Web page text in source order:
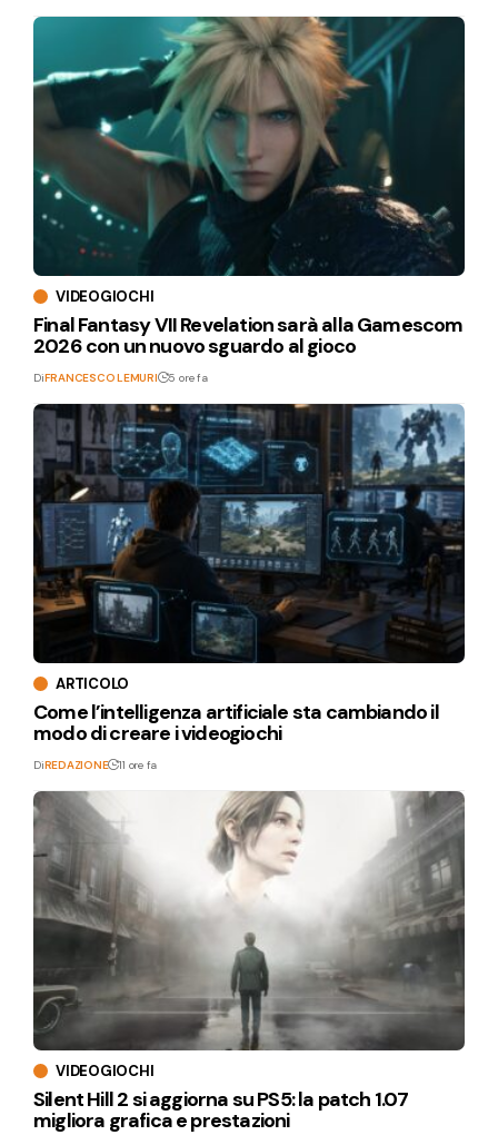
VIDEOGIOCHI
Final Fantasy VII Revelation sarà alla Gamescom
2026 con un nuovo sguardo al gioco
DiFRANCESCO LEMURI 5 ore fa
ARTICOLO
Come l’intelligenza artificiale sta cambiando il
modo di creare i videogiochi
DiREDAZIONE 11 ore fa
VIDEOGIOCHI
Silent Hill 2 si aggiorna su PS5: la patch 1.07
migliora grafica e prestazioni